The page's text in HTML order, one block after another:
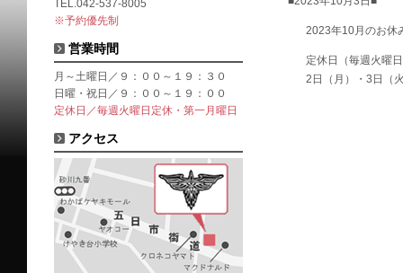
2023年10月のお休
定休日（毎週火曜
2日（月）・3日（
TEL.042-537-8005
※予約優先制
営業時間
月～土曜日／９：００～１９：３０
日曜・祝日／９：００～１９：００
定休日／毎週火曜日定休・第一月曜日
アクセス